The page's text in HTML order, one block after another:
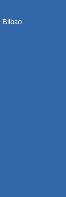
Bilbao